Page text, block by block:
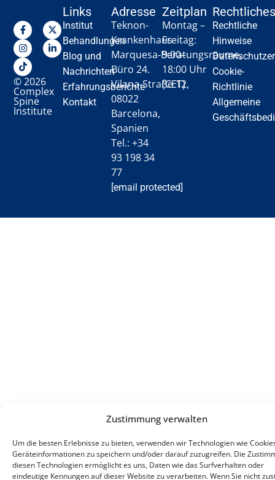
Zustimmung verwalten
Um die besten Erlebnisse zu bieten, verwenden wir Technologien wie
Geräteinformationen zu speichern und/oder darauf zuzugreifen. Die
diesen Technologien ermöglicht es uns, Daten wie das Surfverhalten oder
eindeutige Kennungen auf dieser Website zu verarbeiten. Wenn Sie nicht
© 2026
Complex
Spine
Institute
Links
Institut
Behandlungen
Blog und
Nachrichten
Erfahrungsberichte
Kontakt
Adresse
Teknon-
Krankenhaus
Marquesa‑Beratungsräume,
Büro 24.
Vilana‑Straße 12,
08022
Barcelona,
Spanien
Tel.: +34
93 198 34
77
[email protected]
Zeitplan
Montag –
Freitag:
9:00–
18:00 Uhr
(CET)
Rechtliche
Hinweise
Cookie-
Richtlinie
Allgemeine